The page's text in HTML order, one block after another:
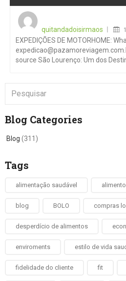
quitandadoisirmaos
EXPEDIÇÕES DE MOTORHOME:
source São Lourenço: Um dos
Blog Categories
Blog (311)
Tags
alimentação saudável
blog BOLO compras
desperdício de alimentos
enviroments estilo de vida
fidelidade do cliente fit